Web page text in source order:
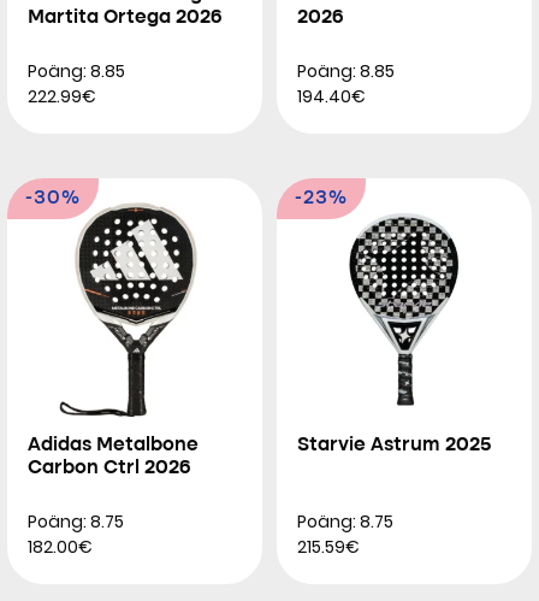
Martita Ortega 2026
Poäng: 8.85
222.99€
2026
Poäng: 8.85
194.40€
-30%
Adidas Metalbone
Carbon Ctrl 2026
Poäng: 8.75
182.00€
-23%
Starvie Astrum 2025
Poäng: 8.75
215.59€